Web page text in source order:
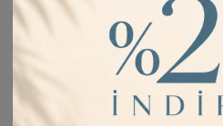
Ürün Kumaşı : %100 Pamuk
Ürün Boyu : 138cm
Manken Ölçüleri : 1.68 Boy 55 Kg
Bedenleri : 1 Bedeni (36-38-40)